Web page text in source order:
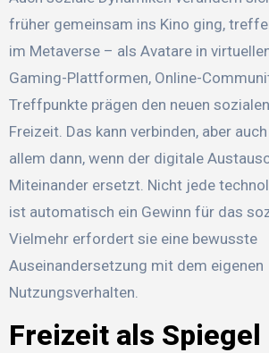
früher gemeinsam ins Kino ging,
im Metaverse – als Avatare in
Gaming-Plattformen, Online-
Treffpunkte prägen den neuen
Freizeit. Das kann verbinden, aber
allem dann, wenn der digitale
Miteinander ersetzt. Nicht jede
ist automatisch ein Gewinn für das
Vielmehr erfordert sie eine bewusste
Auseinandersetzung mit dem eigenen
Nutzungsverhalten.
Freizeit als Spiegel